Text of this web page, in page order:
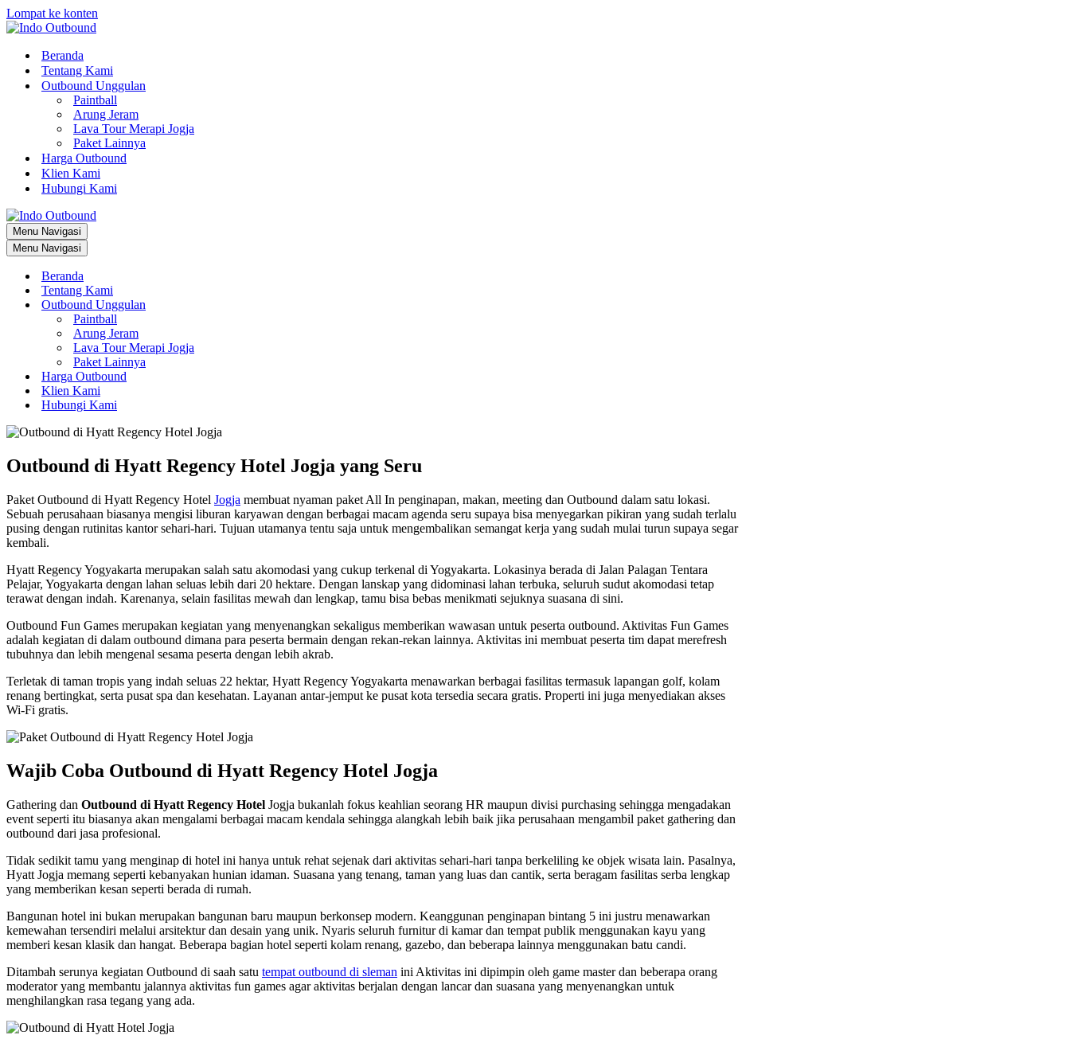
Lompat ke konten
Beranda
Tentang Kami
Outbound Unggulan
Paintball
Arung Jeram
Lava Tour Merapi Jogja
Paket Lainnya
Harga Outbound
Klien Kami
Hubungi Kami
Menu Navigasi
Menu Navigasi
Beranda
Tentang Kami
Outbound Unggulan
Paintball
Arung Jeram
Lava Tour Merapi Jogja
Paket Lainnya
Harga Outbound
Klien Kami
Hubungi Kami
Outbound di Hyatt Regency Hotel Jogja yang Seru
Paket Outbound di Hyatt Regency Hotel Jogja membuat nyaman paket All In penginapan, makan, meeting dan Outbound dalam satu lokasi.
Sebuah perusahaan biasanya mengisi liburan karyawan dengan berbagai macam agenda seru supaya bisa menyegarkan pikiran yang sudah terlalu
pusing dengan rutinitas kantor sehari-hari. Tujuan utamanya tentu saja untuk mengembalikan semangat kerja yang sudah mulai turun supaya segar
kembali.
Hyatt Regency Yogyakarta merupakan salah satu akomodasi yang cukup terkenal di Yogyakarta. Lokasinya berada di Jalan Palagan Tentara
Pelajar, Yogyakarta dengan lahan seluas lebih dari 20 hektare. Dengan lanskap yang didominasi lahan terbuka, seluruh sudut akomodasi tetap
terawat dengan indah. Karenanya, selain fasilitas mewah dan lengkap, tamu bisa bebas menikmati sejuknya suasana di sini.
Outbound Fun Games merupakan kegiatan yang menyenangkan sekaligus memberikan wawasan untuk peserta outbound. Aktivitas Fun Games
adalah kegiatan di dalam outbound dimana para peserta bermain dengan rekan-rekan lainnya. Aktivitas ini membuat peserta tim dapat merefresh
tubuhnya dan lebih mengenal sesama peserta dengan lebih akrab.
Terletak di taman tropis yang indah seluas 22 hektar, Hyatt Regency Yogyakarta menawarkan berbagai fasilitas termasuk lapangan golf, kolam
renang bertingkat, serta pusat spa dan kesehatan. Layanan antar-jemput ke pusat kota tersedia secara gratis. Properti ini juga menyediakan akses
Wi-Fi gratis.
Wajib Coba Outbound di Hyatt Regency Hotel Jogja
Gathering dan Outbound di Hyatt Regency Hotel Jogja bukanlah fokus keahlian seorang HR maupun divisi purchasing sehingga mengadakan
event seperti itu biasanya akan mengalami berbagai macam kendala sehingga alangkah lebih baik jika perusahaan mengambil paket gathering dan
outbound dari jasa profesional.
Tidak sedikit tamu yang menginap di hotel ini hanya untuk rehat sejenak dari aktivitas sehari-hari tanpa berkeliling ke objek wisata lain. Pasalnya,
Hyatt Jogja memang seperti kebanyakan hunian idaman. Suasana yang tenang, taman yang luas dan cantik, serta beragam fasilitas serba lengkap
yang memberikan kesan seperti berada di rumah.
Bangunan hotel ini bukan merupakan bangunan baru maupun berkonsep modern. Keanggunan penginapan bintang 5 ini justru menawarkan
kemewahan tersendiri melalui arsitektur dan desain yang unik. Nyaris seluruh furnitur di kamar dan tempat publik menggunakan kayu yang
memberi kesan klasik dan hangat. Beberapa bagian hotel seperti kolam renang, gazebo, dan beberapa lainnya menggunakan batu candi.
Ditambah serunya kegiatan Outbound di saah satu tempat outbound di sleman ini Aktivitas ini dipimpin oleh game master dan beberapa orang
moderator yang membantu jalannya aktivitas fun games agar aktivitas berjalan dengan lancar dan suasana yang menyenangkan untuk
menghilangkan rasa tegang yang ada.